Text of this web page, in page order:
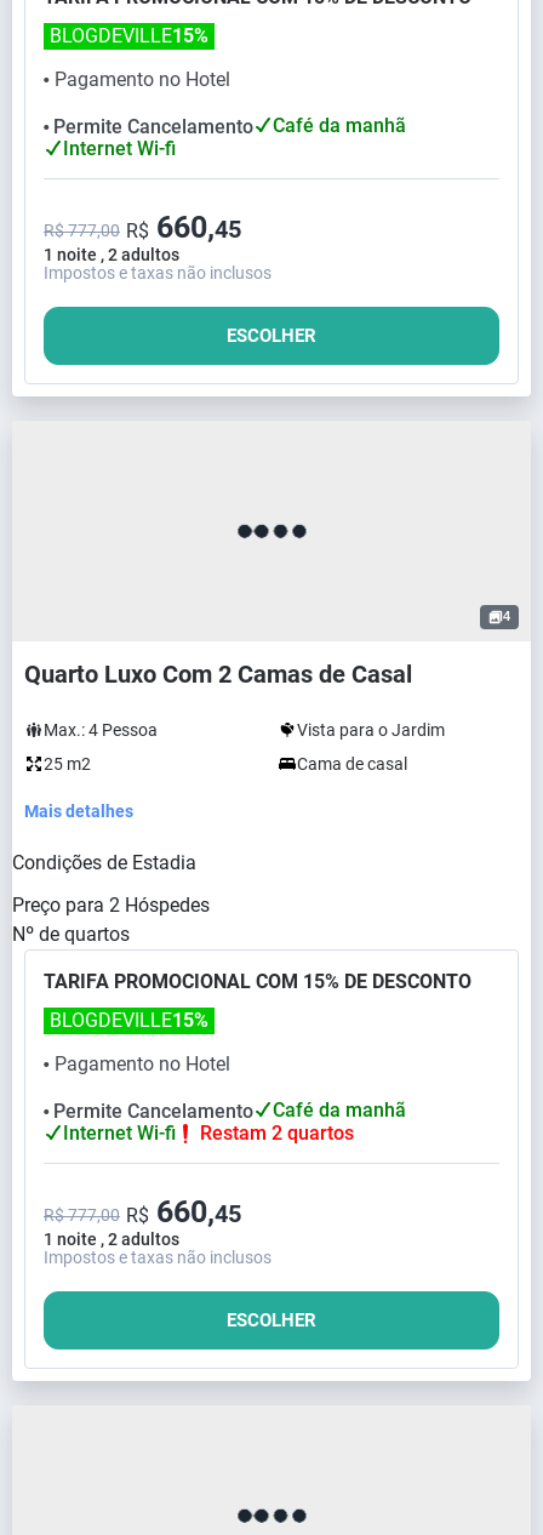
⬤ Pagamento no Hotel
BLOGDEVILLE15%
⬤ Permite Cancelamento
Café da manhã
Internet Wi-fi
1 noite , 2 adultos
R$ 777,00 R$ 660,45
Impostos e taxas não inclusos
ESCOLHER
4
Quarto Luxo Com 2 Camas de Casal
Max.:4 Pessoa
Vista para o Jardim
25 m2
Cama de casal
Mais detalhes
Condições de Estadia
Preço para 2 Hóspedes
Nº de quartos
TARIFA PROMOCIONAL COM 15% DE DESCONTO
⬤ Pagamento no Hotel
BLOGDEVILLE15%
⬤ Permite Cancelamento
Café da manhã
Internet Wi-fi
Restam 2 quartos
1 noite , 2 adultos
R$ 777,00 R$ 660,45
Impostos e taxas não inclusos
ESCOLHER